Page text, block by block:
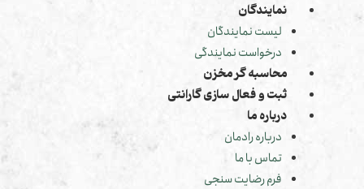
نمایندگان
لیست نمایندگان
درخواست نمایندگی
محاسبه گر مخزن
ثبت و فعال سازی گارانتی
درباره ما
درباره رادمان
تماس با ما
فرم رضایت سنجی